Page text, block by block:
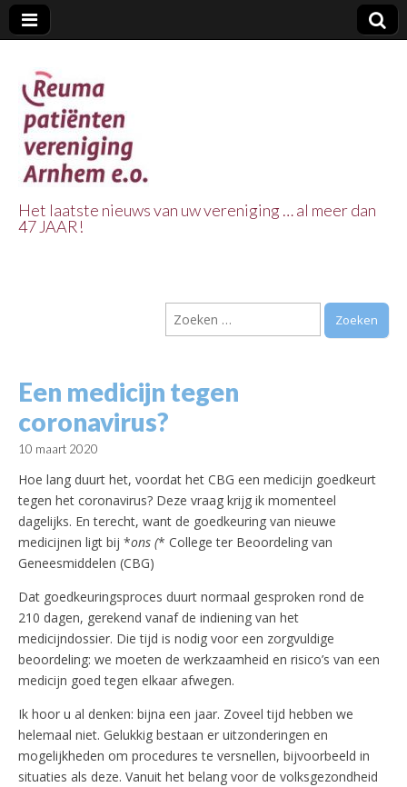
Vereniging
Arnhem e.o.
Het laatste nieuws van uw vereniging … al meer dan
47 JAAR!
Zoeken
naar:
Een medicijn tegen
coronavirus?
10 maart 2020
Hoe lang duurt het, voordat het CBG een medicijn goedkeurt
tegen het coronavirus? Deze vraag krijg ik momenteel
dagelijks. En terecht, want de goedkeuring van nieuwe
medicijnen ligt bij *ons (* College ter Beoordeling van
Geneesmiddelen (CBG)
Dat goedkeuringsproces duurt normaal gesproken rond de
210 dagen, gerekend vanaf de indiening van het
medicijndossier. Die tijd is nodig voor een zorgvuldige
beoordeling: we moeten de werkzaamheid en risico’s van een
medicijn goed tegen elkaar afwegen.
Ik hoor u al denken: bijna een jaar. Zoveel tijd hebben we
helemaal niet. Gelukkig bestaan er uitzonderingen en
mogelijkheden om procedures te versnellen, bijvoorbeeld in
situaties als deze. Vanuit het belang voor de volksgezondheid